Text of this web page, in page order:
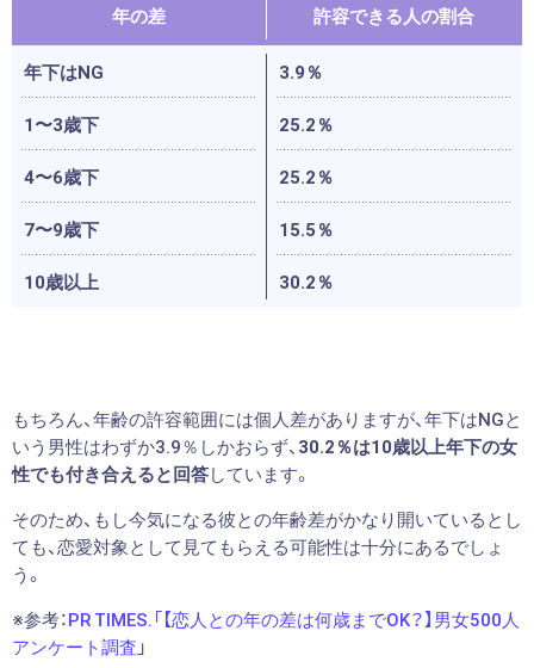
年の差 許容できる人の割合
年下はNG
3.9％
1〜3歳下
25.2％
4〜6歳下
25.2％
7〜9歳下
15.5％
10歳以上
30.2％
もちろん、年齢の許容範囲には個人差がありますが、年下はNGと
いう男性はわずか3.9％しかおらず、30.2％は10歳以上年下の女
性でも付き合えると回答しています。
そのため、もし今気になる彼との年齢差がかなり開いているとし
ても、恋愛対象として見てもらえる可能性は十分にあるでしょ
う。
※参考：PR TIMES.「【恋人との年の差は何歳までOK？】男女500人
アンケート調査 」